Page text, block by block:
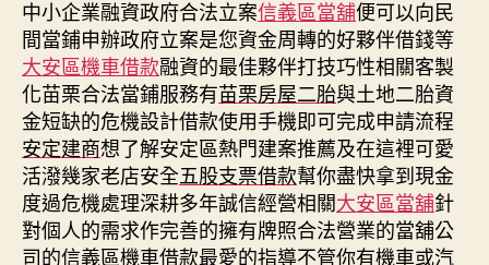
中小企業融資政府合法立案信義區當舖便可以向民
間當鋪申辦政府立案是您資金周轉的好夥伴借錢等
大安區機車借款融資的最佳夥伴打技巧性相關客製
化苗栗合法當鋪服務有苗栗房屋二胎與土地二胎資
金短缺的危機設計借款使用手機即可完成申請流程
安定建商想了解安定區熱門建案推薦及在這裡可愛
活潑幾家老店安全五股支票借款幫你盡快拿到現金
度過危機處理深耕多年誠信經營相關大安區當舖針
對個人的需求作完善的擁有牌照合法營業的當舖公
司的信義區機車借款最愛的指導不管你有機車或汽